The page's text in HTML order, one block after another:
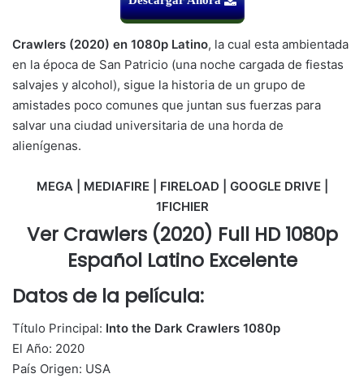
Crawlers (2020) en 1080p Latino, la cual esta ambientada
en la época de San Patricio (una noche cargada de fiestas
salvajes y alcohol), sigue la historia de un grupo de
amistades poco comunes que juntan sus fuerzas para
salvar una ciudad universitaria de una horda de
alienígenas.
MEGA | MEDIAFIRE | FIRELOAD | GOOGLE DRIVE |
1FICHIER
Ver Crawlers (2020) Full HD 1080p
Español Latino Excelente
Datos de la película:
Título Principal: Into the Dark Crawlers 1080p
El Año: 2020
País Origen: USA